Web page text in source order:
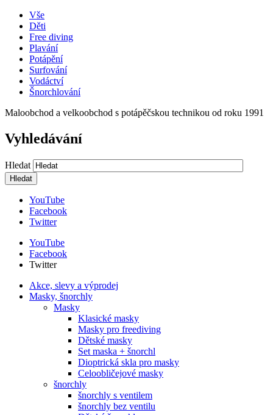
Vše
Děti
Free diving
Plavání
Potápění
Surfování
Vodáctví
Šnorchlování
Maloobchod a velkoobchod s potápěčskou technikou od roku 1991
Vyhledávání
Hledat
YouTube
Facebook
Twitter
YouTube
Facebook
Twitter
Akce, slevy a výprodej
Masky, šnorchly
Masky
Klasické masky
Masky pro freediving
Dětské masky
Set maska + šnorchl
Dioptrická skla pro masky
Celoobličejové masky
šnorchly
šnorchly s ventilem
šnorchly bez ventilu